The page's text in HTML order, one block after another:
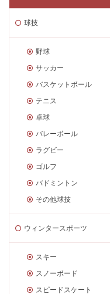
球技
野球
サッカー
バスケットボール
テニス
卓球
バレーボール
ラグビー
ゴルフ
バドミントン
その他球技
ウィンタースポーツ
スキー
スノーボード
スピードスケート